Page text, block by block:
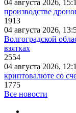
04 августа 2026,
производстве
1913
04 августа 2026,
Волгоградской
взятках
2554
04 августа 2026,
криптовалюте со
1775
Все новости